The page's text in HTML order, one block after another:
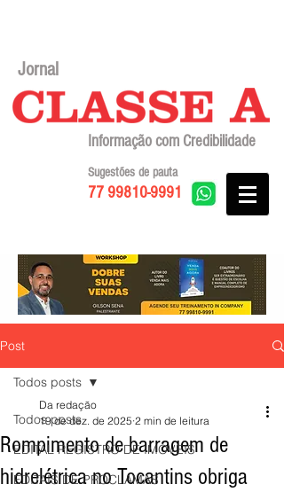
Jornal
Informação com Credibilidade
77 99810-9991
Sugestões de pauta
Post
Todos posts
EDITAL REGISTRO DE IMÓVEIS
EDITAIS DE PROCLAMAS
Todos posts
Rompimento de barragem de
hidrelétrica no Tocantins obriga
Da redação
19 de dez. de 2025 2 min de leitura